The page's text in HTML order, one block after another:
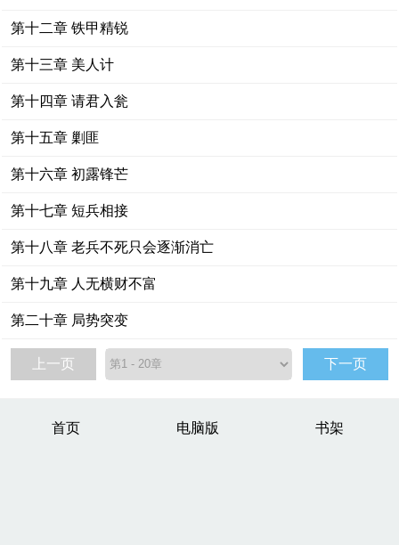
第十二章 铁甲精锐
第十三章 美人计
第十四章 请君入瓮
第十五章 剿匪
第十六章 初露锋芒
第十七章 短兵相接
第十八章 老兵不死只会逐渐消亡
第十九章 人无横财不富
第二十章 局势突变
上一页 下一页
首页 电脑版 书架